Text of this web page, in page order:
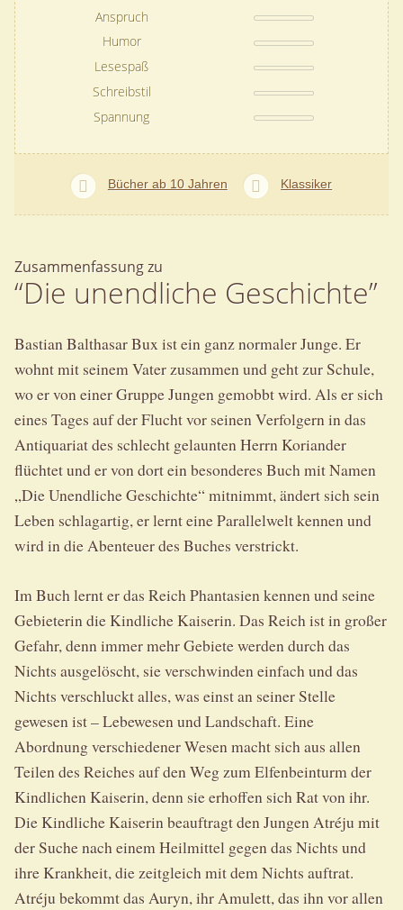
Anspruch
Humor
Lesespaß
Schreibstil
Spannung
Bücher ab 10 Jahren Klassiker
Zusammenfassung zu
“Die unendliche Geschichte”
Bastian Balthasar Bux ist ein ganz normaler Junge. Er
wohnt mit seinem Vater zusammen und geht zur Schule,
wo er von einer Gruppe Jungen gemobbt wird. Als er sich
eines Tages auf der Flucht vor seinen Verfolgern in das
Antiquariat des schlecht gelaunten Herrn Koriander
flüchtet und er von dort ein besonderes Buch mit Namen
„Die Unendliche Geschichte“ mitnimmt, ändert sich sein
Leben schlagartig, er lernt eine Parallelwelt kennen und
wird in die Abenteuer des Buches verstrickt.
Im Buch lernt er das Reich Phantasien kennen und seine
Gebieterin die Kindliche Kaiserin. Das Reich ist in großer
Gefahr, denn immer mehr Gebiete werden durch das
Nichts ausgelöscht, sie verschwinden einfach und das
Nichts verschluckt alles, was einst an seiner Stelle
gewesen ist – Lebewesen und Landschaft. Eine
Abordnung verschiedener Wesen macht sich aus allen
Teilen des Reiches auf den Weg zum Elfenbeinturm der
Kindlichen Kaiserin, denn sie erhoffen sich Rat von ihr.
Die Kindliche Kaiserin beauftragt den Jungen Atréju mit
der Suche nach einem Heilmittel gegen das Nichts und
ihre Krankheit, die zeitgleich mit dem Nichts auftrat.
Atréju bekommt das Auryn, ihr Amulett, das ihn vor allen